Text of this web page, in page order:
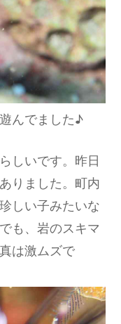
んでました♪
しいです。昨日
りました。町内
しい子みたいな
も、岩のスキマ
は激ムズで